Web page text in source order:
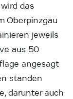
das
Oberpinzgau
jeweils
aus 50
angesagt
standen
darunter auch